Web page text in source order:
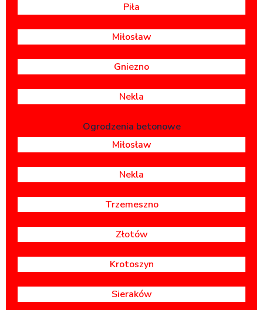
Piła
Miłosław
Gniezno
Nekla
Ogrodzenia betonowe
Miłosław
Nekla
Trzemeszno
Złotów
Krotoszyn
Sieraków